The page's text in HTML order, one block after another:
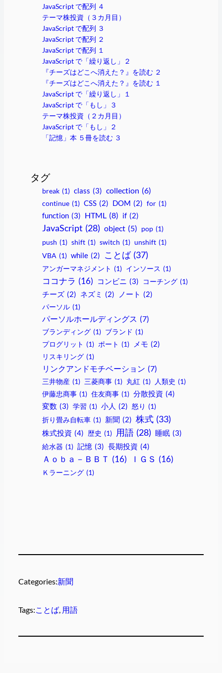
JavaScript で配列 ４
テーマ株投資（３カ月目）
JavaScript で配列 ３
JavaScript で配列 ２
JavaScript で配列 １
JavaScript で「繰り返し」２
『チーズはどこへ消えた？』を読む ２
『チーズはどこへ消えた？』を読む １
JavaScript で「繰り返し」１
JavaScript で「もし」３
テーマ株投資（２カ月目）
JavaScript で「もし」２
「記憶」本 ５冊を読む ３
タグ
break (1) class (3) collection (6)
continue (1) CSS (2) DOM (2) for (1)
function (3) HTML (8) if (2)
JavaScript (28) object (5) pop (1)
push (1) shift (1) switch (1) unshift (1)
VBA (1) while (2) ことば (37)
アンガーマネジメント (1) インソース (1)
ココナラ (16) コンビニ (3) コーチング (1)
チーズ (2) ネズミ (2) ノート (2)
パーソル (1)
パーソルホールディングス (7)
ブランディング (1) ブランド (1)
プログリット (1) ポート (1) メモ (2)
リスキリング (1)
リンクアンドモチベーション (7)
三井物産 (1) 三菱商事 (1) 丸紅 (1) 人類史 (1)
伊藤忠商事 (1) 住友商事 (1) 分散投資 (4)
変数 (3) 学習 (1) 小人 (2) 怒り (1)
折り畳み自転車 (1) 新聞 (2) 株式 (33)
株式投資 (4) 歴史 (1) 用語 (28) 睡眠 (3)
給水器 (1) 記憶 (3) 長期投資 (4)
Ａｏｂａ－ＢＢＴ (16) ＩＧＳ (16)
Ｋラーニング (1)
Categories:新聞
Tags:ことば, 用語